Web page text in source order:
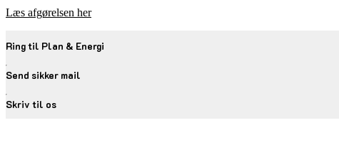
Læs afgørelsen her
Ring til Plan & Energi
Send sikker mail
Skriv til os